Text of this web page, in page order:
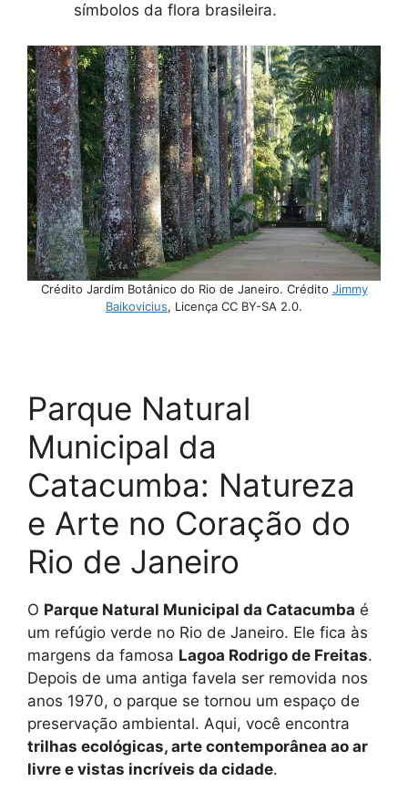
símbolos da flora brasileira.
Crédito Jardim Botânico do Rio de Janeiro. Crédito Jimmy
Baikovicius, Licença CC BY-SA 2.0.
Parque Natural
Municipal da
Catacumba: Natureza
e Arte no Coração do
Rio de Janeiro
O Parque Natural Municipal da Catacumba é
um refúgio verde no Rio de Janeiro. Ele fica às
margens da famosa Lagoa Rodrigo de Freitas.
Depois de uma antiga favela ser removida nos
anos 1970, o parque se tornou um espaço de
preservação ambiental. Aqui, você encontra
trilhas ecológicas, arte contemporânea ao ar
livre e vistas incríveis da cidade.